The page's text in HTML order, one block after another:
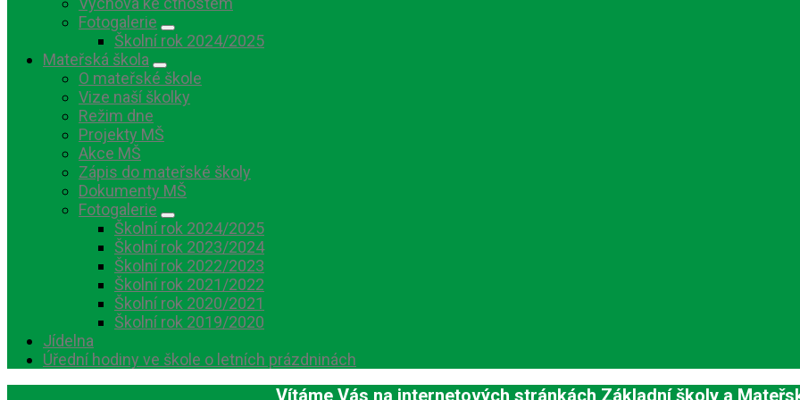
Fotogalerie
Školní rok 2024/2025
Mateřská škola
O mateřské škole
Vize naší školky
Režim dne
Projekty MŠ
Akce MŠ
Zápis do mateřské školy
Dokumenty MŠ
Fotogalerie
Školní rok 2024/2025
Školní rok 2023/2024
Školní rok 2022/2023
Školní rok 2021/2022
Školní rok 2020/2021
Školní rok 2019/2020
Jídelna
Úřední hodiny ve škole o letních prázdninách
Vítáme Vás na internetových stránkách Základní školy a